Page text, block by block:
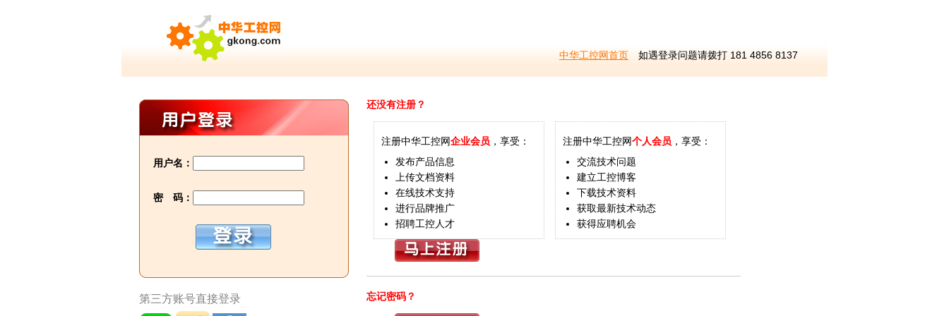
中华工控网首页 如遇登录问题请拨打 181 4856 8137
用户名：
密 码：
第三方账号直接登录
还没有注册？
注册中华工控网企业会员 ，享受：
发布产品信息
上传文档资料
在线技术支持
进行品牌推广
招聘工控人才
注册中华工控网个人会员 ，享受：
交流技术问题
建立工控博客
下载技术资料
获取最新技术动态
获得应聘机会
忘记密码？